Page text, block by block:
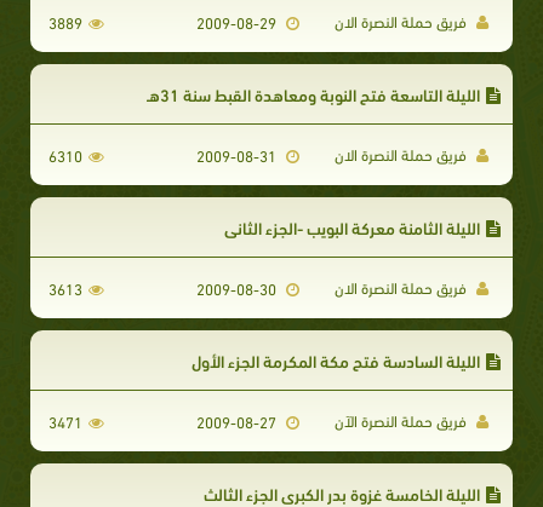
فريق حملة النصرة الان 3889
الليلة التاسعة فتح النوبة ومعاهدة القبط سنة 31هـ
فريق حملة النصرة الان 6310
الليلة الثامنة معركة البويب -الجزء الثاني
فريق حملة النصرة الان 3613
الليلة السادسة فتح مكة المكرمة الجزء الأول
فريق حملة النصرة الآن 3471
الليلة الخامسة غزوة بدر الكبرى الجزء الثالث